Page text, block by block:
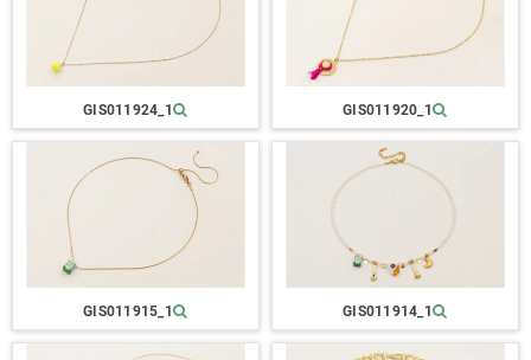
GIS011924_1 GIS011920_1
GIS011915_1 GIS011914_1